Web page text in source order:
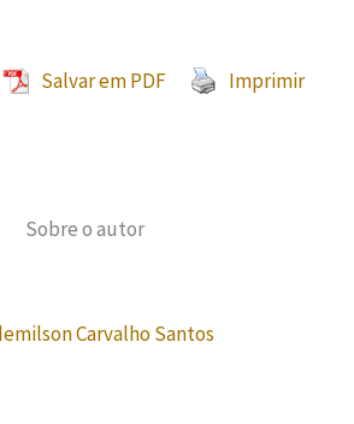
Salvar em PDF Imprimir
Sobre o autor
Carvalho Santos